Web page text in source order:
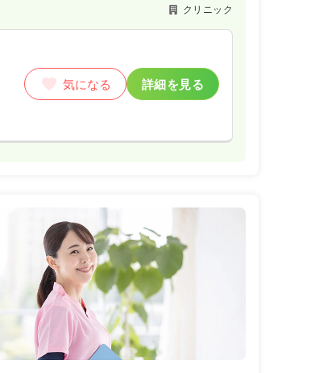
クリニック
気になる 詳細を見る